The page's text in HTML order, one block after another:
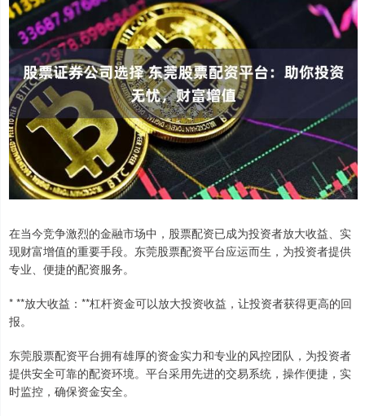
在当今竞争激烈的金融市场中，股票配资已成为投资者放大收益、实
现财富增值的重要手段。东莞股票配资平台应运而生，为投资者提供
专业、便捷的配资服务。
* **放大收益：**杠杆资金可以放大投资收益，让投资者获得更高的回
报。
东莞股票配资平台拥有雄厚的资金实力和专业的风控团队，为投资者
提供安全可靠的配资环境。平台采用先进的交易系统，操作便捷，实
时监控，确保资金安全。